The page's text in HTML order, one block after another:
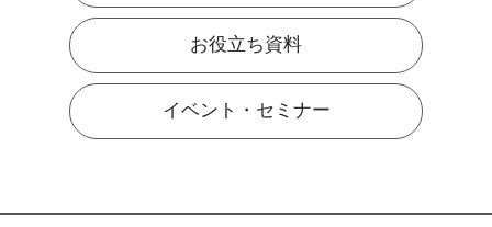
お役立ち資料
イベント・セミナー